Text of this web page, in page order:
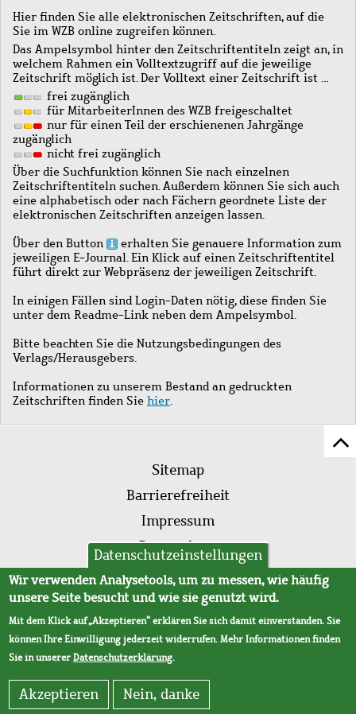
Hier finden Sie alle elektronischen Zeitschriften, auf die
Sie im WZB online zugreifen können.
Das Ampelsymbol hinter den Zeitschriftentiteln zeigt an, in
welchem Rahmen ein Volltextzugriff auf die jeweilige
Zeitschrift möglich ist. Der Volltext einer Zeitschrift ist …
frei zugänglich
für MitarbeiterInnen des WZB freigeschaltet
nur für einen Teil der erschienenen Jahrgänge
zugänglich
nicht frei zugänglich
Über die Suchfunktion können Sie nach einzelnen
Zeitschriftentiteln suchen. Außerdem können Sie sich auch
eine alphabetisch oder nach Fächern geordnete Liste der
elektronischen Zeitschriften anzeigen lassen.
Über den Button
erhalten Sie genauere Information zum
jeweiligen E-Journal. Ein Klick auf einen Zeitschriftentitel
führt direkt zur Webpräsenz der jeweiligen Zeitschrift.
In einigen Fällen sind Login-Daten nötig, diese finden Sie
unter dem Readme-Link neben dem Ampelsymbol.
Bitte beachten Sie die Nutzungsbedingungen des
Verlags/Herausgebers.
Informationen zu unserem Bestand an gedruckten
Zeitschriften finden Sie hier.
Fußleistenmenü
Sitemap
Barrierefreiheit
Impressum
Datenschutz
AVB
Datenschutzeinstellungen
Wir verwenden Analysetools, um zu messen, wie häufig
unsere Seite besucht und wie sie genutzt wird.
Mit dem Klick auf „Akzeptieren“ erklären Sie sich damit einverstanden. Sie
können Ihre Einwilligung jederzeit widerrufen. Mehr Informationen finden
Sie in unsererDatenschutzerklärung.
Akzeptieren Nein, danke